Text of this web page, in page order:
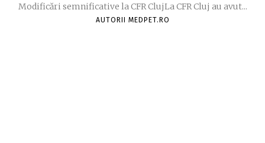
Modificări semnificative la CFR ClujLa CFR Cluj au avut...
AUTORII MEDPET.RO